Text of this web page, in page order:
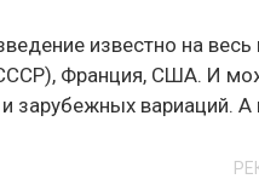
известно на
Франция, США. И
и зарубежных вариаций.